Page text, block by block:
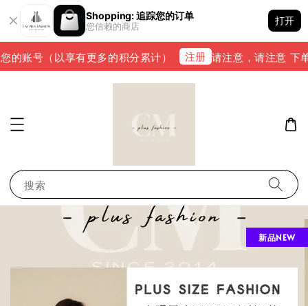
Shopping: 追踪您的订单
您信赖的商店
打开
账号（以享有更多的积分累计） 注册 请注意，请注意 下单
搜索
新品NEW